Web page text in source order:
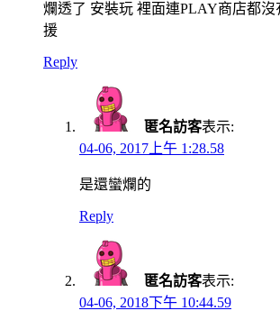
爛透了 安裝玩 裡面連PLAY商店都沒
援
Reply
匿名訪客表示:
04-06, 2017上午 1:28.58
是還蠻爛的
Reply
匿名訪客表示:
04-06, 2018下午 10:44.59